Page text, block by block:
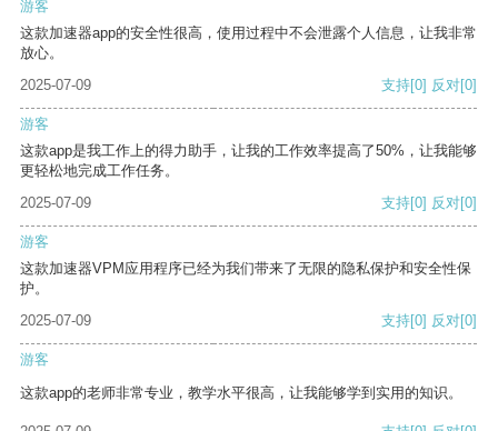
游客
这款加速器app的安全性很高，使用过程中不会泄露个人信息，让我非常
放心。
2025-07-09
支持[0] 反对[0]
游客
这款app是我工作上的得力助手，让我的工作效率提高了50%，让我能够
更轻松地完成工作任务。
2025-07-09
支持[0] 反对[0]
游客
这款加速器VPM应用程序已经为我们带来了无限的隐私保护和安全性保
护。
2025-07-09
支持[0] 反对[0]
游客
这款app的老师非常专业，教学水平很高，让我能够学到实用的知识。